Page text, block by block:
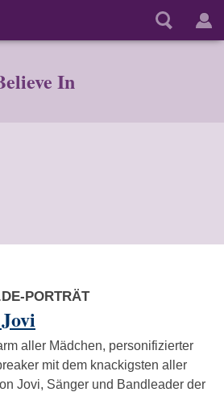
In
PORTRÄT
aller Mädchen, personifizierter
mit dem knackigsten aller
Jovi, Sänger und Bandleader der